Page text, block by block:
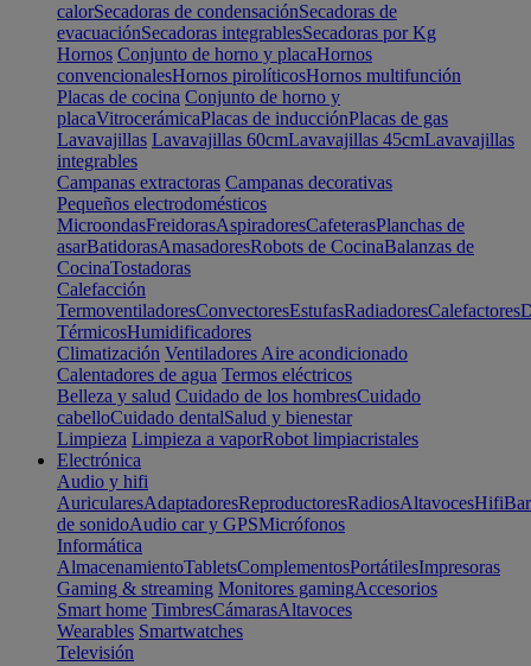
calorSecadoras de condensaciónSecadoras de
evacuaciónSecadoras integrablesSecadoras por Kg
Hornos Conjunto de horno y placaHornos
convencionalesHornos pirolíticosHornos multifunción
Placas de cocina Conjunto de horno y
placaVitrocerámicaPlacas de inducciónPlacas de gas
Lavavajillas Lavavajillas 60cmLavavajillas 45cmLavavajillas
integrables
Campanas extractoras Campanas decorativas
Pequeños electrodomésticos
MicroondasFreidorasAspiradoresCafeterasPlanchas de
asarBatidorasAmasadoresRobots de CocinaBalanzas de
CocinaTostadoras
Calefacción
TermoventiladoresConvectoresEstufasRadiadoresCalefactores
TérmicosHumidificadores
Climatización Ventiladores Aire acondicionado
Calentadores de agua Termos eléctricos
Belleza y salud Cuidado de los hombresCuidado
cabelloCuidado dentalSalud y bienestar
Limpieza Limpieza a vaporRobot limpiacristales
Electrónica
Audio y hifi
AuricularesAdaptadoresReproductoresRadiosAltavocesHifi
de sonidoAudio car y GPSMicrófonos
Informática
AlmacenamientoTabletsComplementosPortátilesImpresoras
Gaming & streaming Monitores gamingAccesorios
Smart home TimbresCámarasAltavoces
Wearables Smartwatches
Televisión